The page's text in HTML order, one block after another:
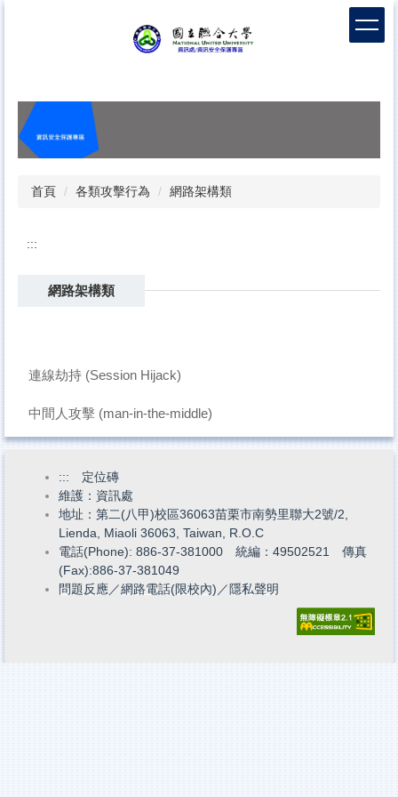
容
首頁 各類攻擊行為 網路架構類
:::
網路架構類
連線劫持 (Session Hijack)
中間人攻擊 (man-in-the-middle)
::: 定位磚
維護：資訊處
地址：第二(八甲)校區36063苗栗市南勢里聯大2號/2,
Lienda, Miaoli 36063, Taiwan, R.O.C
電話(Phone): 886-37-381000 統編：49502521 傳真
(Fax):886-37-381049
問題反應／網路電話(限校內) ／ 隱私聲明